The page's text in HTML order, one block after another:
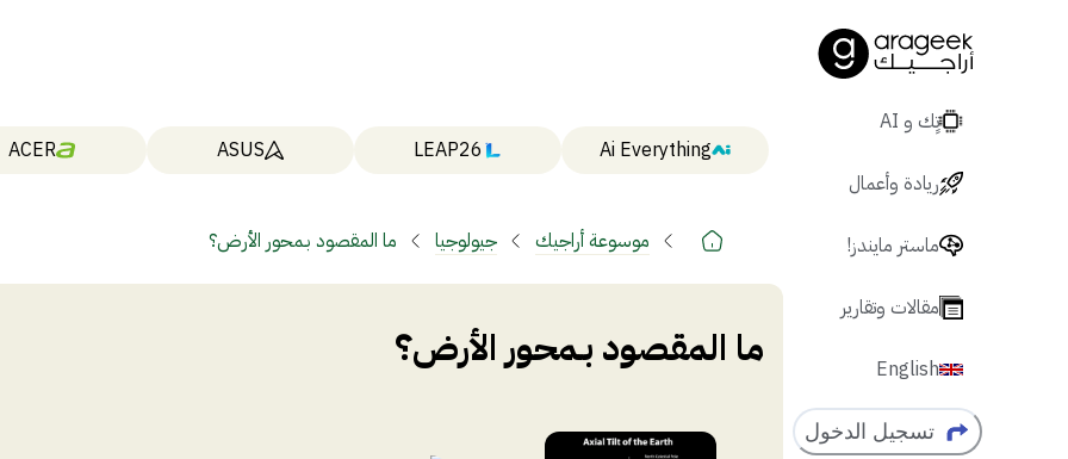
تٍك و AI
ريادة وأعمال
ماستر مايندز!
مقالات وتقارير
English
تسجيل الدخول
Ai Everything
LEAP26
ASUS
ACER
موسوعة أراجيك جيولوجيا ما المقصود بـمحور الأرض؟
ما المقصود بـمحور الأرض؟